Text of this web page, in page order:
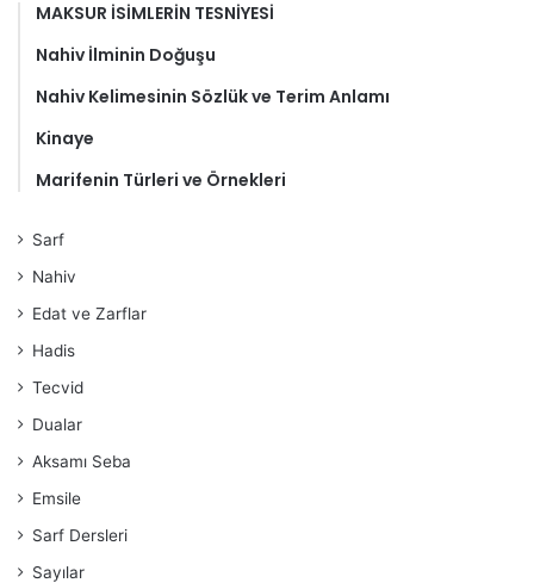
MAKSUR İSİMLERİN TESNİYESİ
Nahiv İlminin Doğuşu
Nahiv Kelimesinin Sözlük ve Terim Anlamı
Kinaye
Marifenin Türleri ve Örnekleri
Sarf
Nahiv
Edat ve Zarflar
Hadis
Tecvid
Dualar
Aksamı Seba
Emsile
Sarf Dersleri
Sayılar